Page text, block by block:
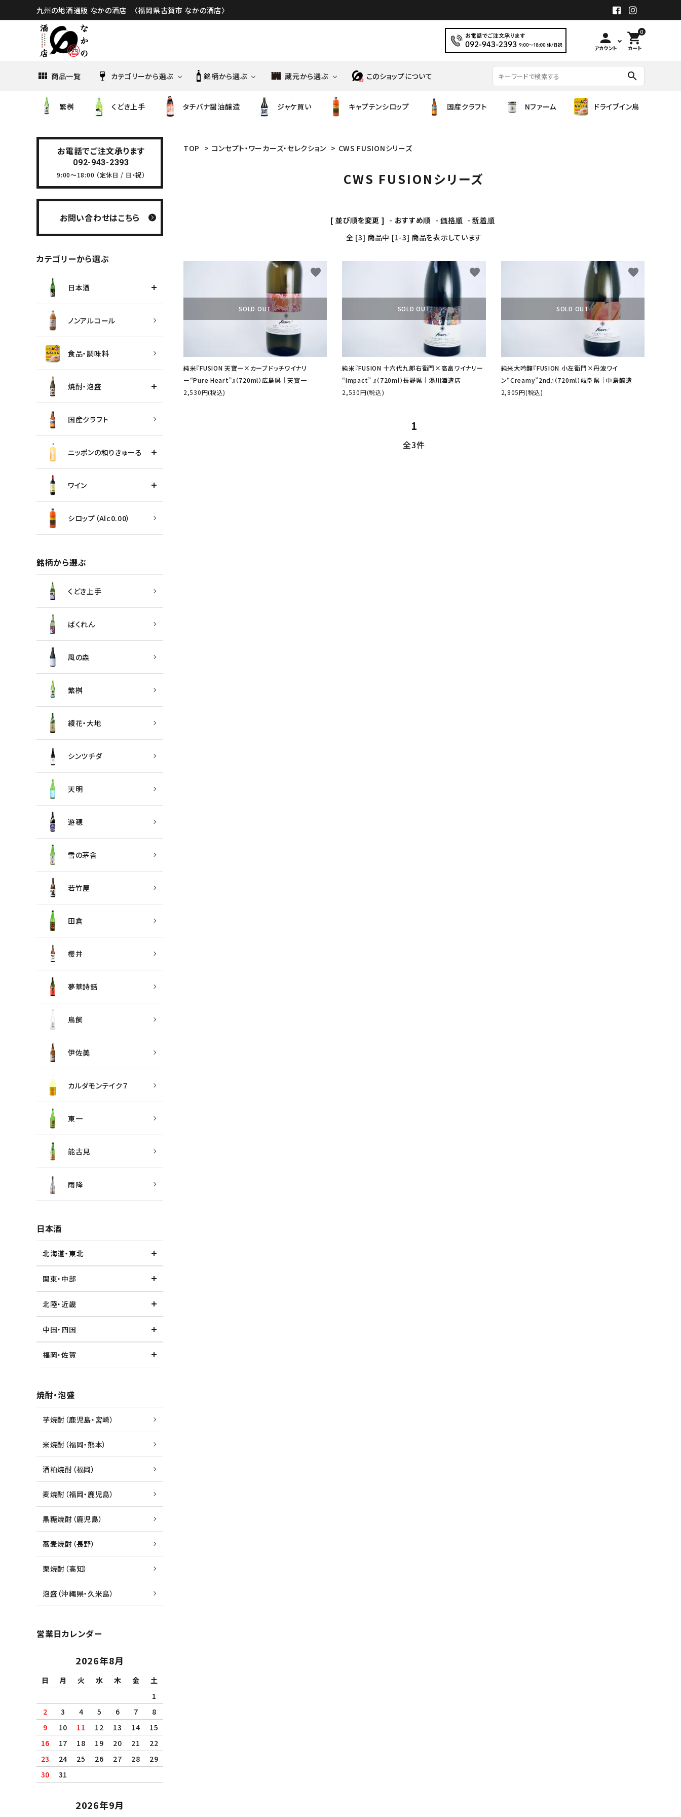
九州の地酒通販 なかの酒店 〈福岡県古賀市 なかの酒店〉
person
アカウント
0
shopping_cart
カート
商品一覧 カテゴリーから選ぶ
焼酎・泡盛
銘柄から選ぶ
綾花・大地
詳しく見る
蔵元から選ぶ
土田酒造 曙酒造 御祖酒造
八海醸造 鳥飼酒造
佐多宗ニ商店
このショップについて search
繁桝 くどき上手 タチバナ醤油醸造 ジャケ買い キャプテンシロップ 国産クラフト Nファーム ドライブイン鳥
TOP > コンセプト・ワーカーズ・セレクション > CWS FUSIONシリーズ
CWS FUSIONシリーズ
[ 並び順を変更 ] - おすすめ順 -価格順 -新着順
全 [3] 商品中 [1-3] 商品を表示しています
SOLD OUT
純米『FUSION 天寶一×カーブドッチワイナリ
ー“Pure Heart”』（720ml）広島県│天寶一
2,530円(税込)
favorite
SOLD OUT
純米『FUSION 十六代九郎右衛門×高畠ワイナリー
“Impact” 』（720ml）長野県│湯川酒造店
2,530円(税込)
favorite
SOLD OUT
純米大吟醸『FUSION 小左衛門×丹波ワイ
ン“Creamy”2nd』（720ml）岐阜県│中島醸造
2,805円(税込)
favorite
1
全3件
お電話でご注文承ります
092-943-2393
9:00～18:00 （定休日 / 日・祝）
お問い合わせはこちら
カテゴリーから選ぶ
日本酒
ノンアルコール
食品・調味料
焼酎・泡盛
国産クラフト
ニッポンの和りきゅーる
ワイン
シロップ（Alc0.00）
銘柄から選ぶ
くどき上手
ばくれん
風の森
繁桝
綾花・大地
シンツチダ
天明
遊穂
雪の茅舎
若竹屋
田倉
櫻井
夢華詩話
鳥飼
伊佐美
カルダモンテイク７
東一
能古見
雨降
日本酒
北海道・東北
関東・中部
北陸・近畿
中国・四国
福岡・佐賀
焼酎・泡盛
芋焼酎（鹿児島・宮崎）
米焼酎（福岡・熊本）
酒粕焼酎（福岡）
麦焼酎（福岡・鹿児島）
黒糖焼酎（鹿児島）
蕎麦焼酎（長野）
栗焼酎（高知）
泡盛（沖縄県・久米島）
営業日カレンダー
2026年8月
日 月 火 水 木 金
土
1
2
3 4 5 6 7
8
9
10 11 12 13 14
15
16
17 18 19 20 21
22
23
24 25 26 27 28
29
30
31
2026年9月